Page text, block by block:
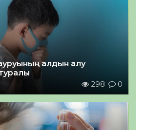
алдын алу
298 0